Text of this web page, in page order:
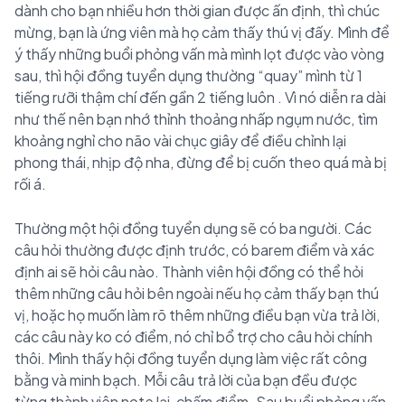
dành cho bạn nhiều hơn thời gian được ấn định, thì chúc
mừng, bạn là ứng viên mà họ cảm thấy thú vị đấy. Mình để
ý thấy những buổi phỏng vấn mà mình lọt được vào vòng
sau, thì hội đồng tuyển dụng thường “quay” mình từ 1
tiếng rưỡi thậm chí đến gần 2 tiếng luôn . Vì nó diễn ra dài
như thế nên bạn nhớ thỉnh thoảng nhấp ngụm nước, tìm
khoảng nghỉ cho não vài chục giây để điều chỉnh lại
phong thái, nhịp độ nha, đừng để bị cuốn theo quá mà bị
rối á.
Thường một hội đồng tuyển dụng sẽ có ba người. Các
câu hỏi thường được định trước, có barem điểm và xác
định ai sẽ hỏi câu nào. Thành viên hội đồng có thể hỏi
thêm những câu hỏi bên ngoài nếu họ cảm thấy bạn thú
vị, hoặc họ muốn làm rõ thêm những điều bạn vừa trả lời,
các câu này ko có điểm, nó chỉ bổ trợ cho câu hỏi chính
thôi. Mình thấy hội đồng tuyển dụng làm việc rất công
bằng và minh bạch. Mỗi câu trả lời của bạn đều được